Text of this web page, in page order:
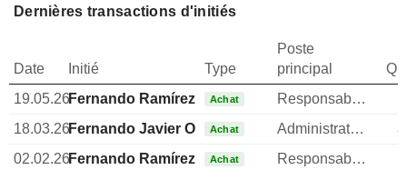
Dernières transactions d'initiés
Date Initié Type
Poste
principal
19.05.26Fernando Ramírez Baeza
Achat Responsable relations investisseurs
18.03.26Fernando Javier Ortiz Vaamonde
Achat Administrateur
02.02.26Fernando Ramírez Baeza
Achat Responsable relations investisseurs